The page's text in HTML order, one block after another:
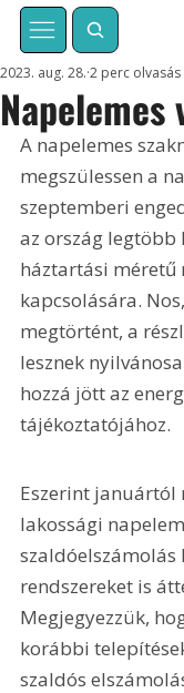
Napelemes
2023. aug. 28. 2 perc olvasás
A napelemes
megszülessen a
szeptemberi
az ország legtöbb
háztartási méretű
kapcsolására.
megtörtént, a
lesznek
hozzá jött az
tájékoztatójához.
Eszerint januártól
lakossági
szaldóelszámolás
rendszereket is
Megjegyezzük,
korábbi
szaldós